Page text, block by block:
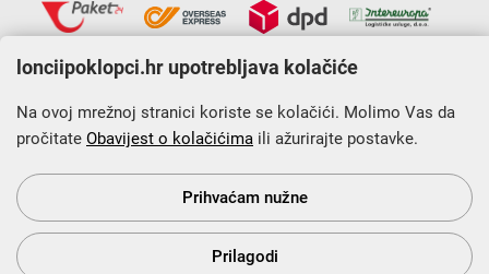
Krajnji primatelj financijskog instrumenta sufinanciranog iz
Europskog fonda za regionalni razvoj u sklopu Operativnog
programa „Konkurentnost i kohezija”.
s Vama od 2014. godine!
lonciipoklopci.hr upotrebljava kolačiće
Na ovoj mrežnoj stranici koriste se kolačići. Molimo Vas da
pročitate Obavijest o kolačićima ili ažurirajte postavke.
Prihvaćam nužne
Prilagodi